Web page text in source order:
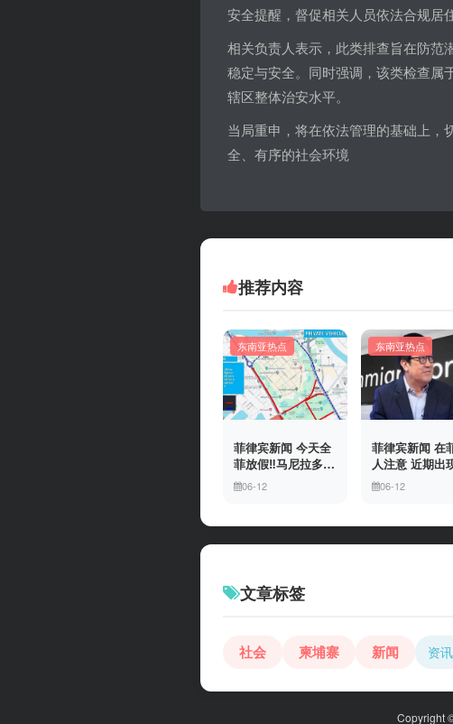
安全提醒，督促相关人员依法合规居
相关负责人表示，此类排查旨在防范
稳定与安全。同时强调，该类检查属
辖区整体治安水平。
当局重申，将在依法管理的基础上，
全、有序的社会环境
推荐内容
东南亚热点
菲律宾新闻 今天全
菲放假‼️马尼拉多地
封路06-12
东南亚热点
菲律宾新闻 在
人注意 近期出
冒移民局执法人
上门敲诈案件，
06-12
文章标签
社会 柬埔寨 新闻 资讯
Copyright